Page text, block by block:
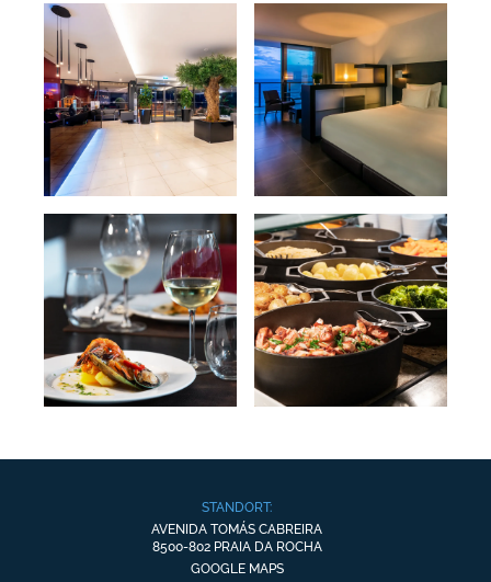
STANDORT:
AVENIDA TOMÁS CABREIRA
8500-802 PRAIA DA ROCHA
GOOGLE MAPS